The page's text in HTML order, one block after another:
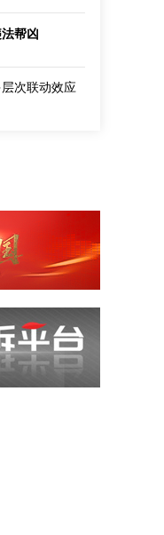
帮凶
次联动效应